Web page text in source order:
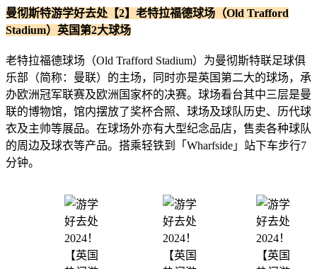
曼彻斯特游学好去处【2】老特拉福德球场（Old Trafford
Stadium）英国第2大球场
老特拉福德球场（Old Trafford Stadium）为曼彻斯特联足球俱
乐部（简称：曼联）的主场，同时亦是英国第二大的球场，承
办欧洲冠军联赛及欧洲国家杯的决赛。球场看台其中三层是曼
联的博物馆，馆内摆放了奖杯合照、球场及球队历史、历代球
衣及主帅等展品。在球场外亦有大型纪念品店，售卖各种球队
的周边及球衣等产品。搭乘轻铁到「Wharfside」站下车步行7
分钟。